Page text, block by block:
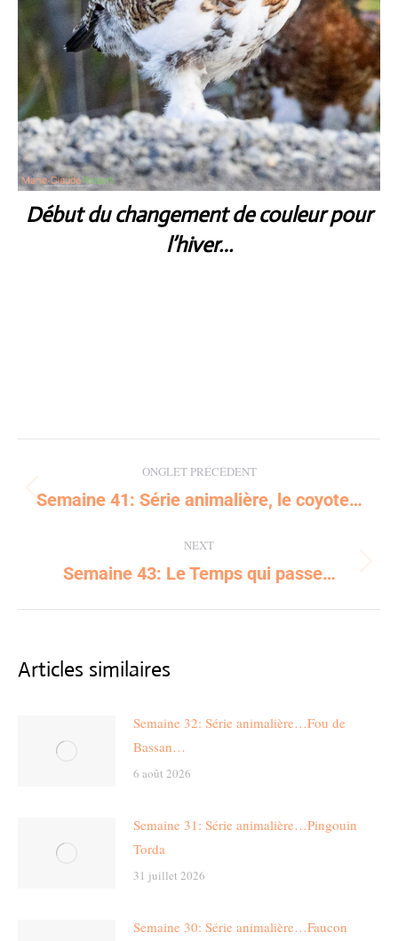
Début du changement de couleur pour
l’hiver…
navigation
ONGLET PRÉCÉDENT
Previous
Semaine 41: Série animalière, le coyote…
NEXT
Next
Semaine 43: Le Temps qui passe…
Articles similaires
Semaine 32: Série animalière…Fou de
Bassan…
6 août 2026
Semaine 31: Série animalière…Pingouin
Torda
31 juillet 2026
Semaine 30: Série animalière…Faucon